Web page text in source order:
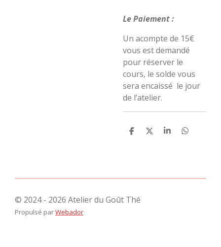
Le Paiement :
Un acompte de 15€
vous est demandé
pour réserver le
cours, le solde vous
sera encaissé le jour
de l’atelier.
P
e
P
e
P
e
P
e
© 2024 - 2026 Atelier du Goût Thé
Propulsé parWebador